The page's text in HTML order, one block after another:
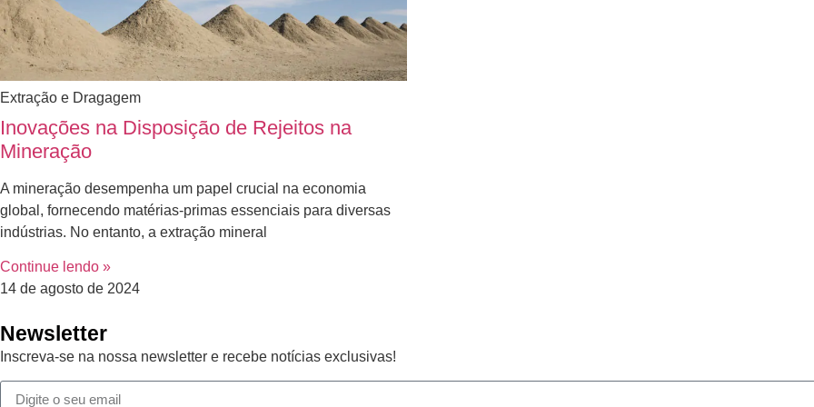
Extração e Dragagem
Inovações na Disposição de Rejeitos na
Mineração
A mineração desempenha um papel crucial na economia
global, fornecendo matérias-primas essenciais para diversas
indústrias. No entanto, a extração mineral
Continue lendo »
14 de agosto de 2024
Newsletter
Inscreva-se na nossa newsletter e recebe notícias exclusivas!